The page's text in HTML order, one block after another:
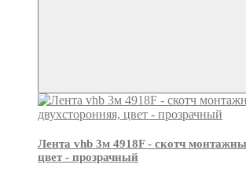
Лента vhb 3м 4918F - скотч
цвет - прозрачный